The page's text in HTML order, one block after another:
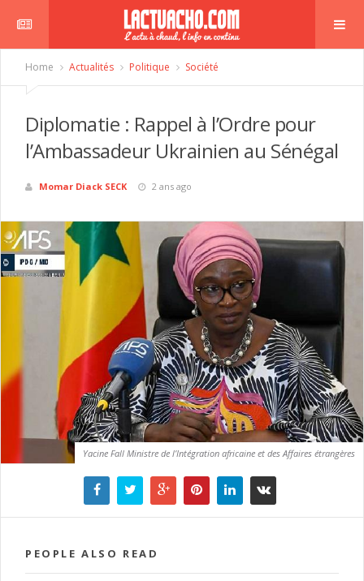
Home Actualités Politique Société
Diplomatie : Rappel à l’Ordre pour
l’Ambassadeur Ukrainien au Sénégal
Momar Diack SECK 2 ans ago
Yacine Fall Ministre de l’Intégration africaine et des Affaires étrangères
PEOPLE ALSO READ